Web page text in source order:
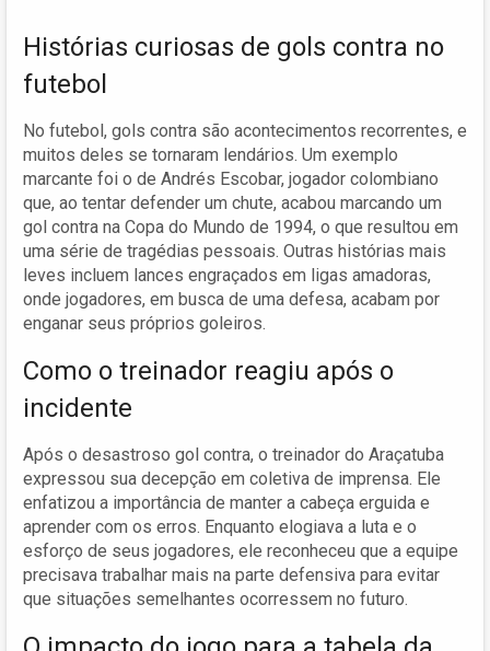
Histórias curiosas de gols contra no
futebol
No futebol, gols contra são acontecimentos recorrentes, e
muitos deles se tornaram lendários. Um exemplo
marcante foi o de Andrés Escobar, jogador colombiano
que, ao tentar defender um chute, acabou marcando um
gol contra na Copa do Mundo de 1994, o que resultou em
uma série de tragédias pessoais. Outras histórias mais
leves incluem lances engraçados em ligas amadoras,
onde jogadores, em busca de uma defesa, acabam por
enganar seus próprios goleiros.
Como o treinador reagiu após o
incidente
Após o desastroso gol contra, o treinador do Araçatuba
expressou sua decepção em coletiva de imprensa. Ele
enfatizou a importância de manter a cabeça erguida e
aprender com os erros. Enquanto elogiava a luta e o
esforço de seus jogadores, ele reconheceu que a equipe
precisava trabalhar mais na parte defensiva para evitar
que situações semelhantes ocorressem no futuro.